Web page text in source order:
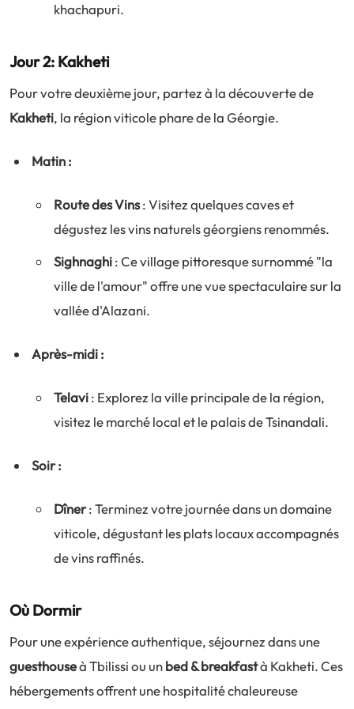
khachapuri.
Jour 2: Kakheti
Pour votre deuxième jour, partez à la découverte de
Kakheti, la région viticole phare de la Géorgie.
Matin :
Route des Vins: Visitez quelques caves et
dégustez les vins naturels géorgiens renommés.
Sighnaghi: Ce village pittoresque surnommé "la
ville de l'amour" offre une vue spectaculaire sur la
vallée d'Alazani.
Après-midi :
Telavi: Explorez la ville principale de la région,
visitez le marché local et le palais de Tsinandali.
Soir :
Dîner: Terminez votre journée dans un domaine
viticole, dégustant les plats locaux accompagnés
de vins raffinés.
Où Dormir
Pour une expérience authentique, séjournez dans une
guesthouseà Tbilissi ou unbed & breakfastà Kakheti. Ces
hébergements offrent une hospitalité chaleureuse